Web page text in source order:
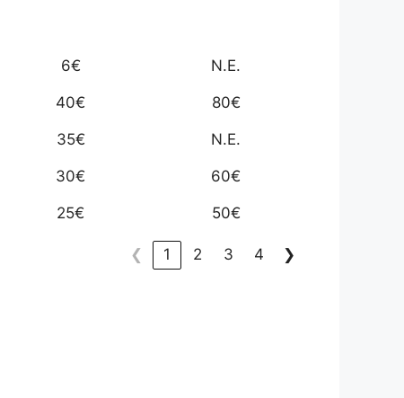
6€ N.E.
40€ 80€
35€ N.E.
30€ 60€
25€ 50€
❮ 1 2 3 4 ❯